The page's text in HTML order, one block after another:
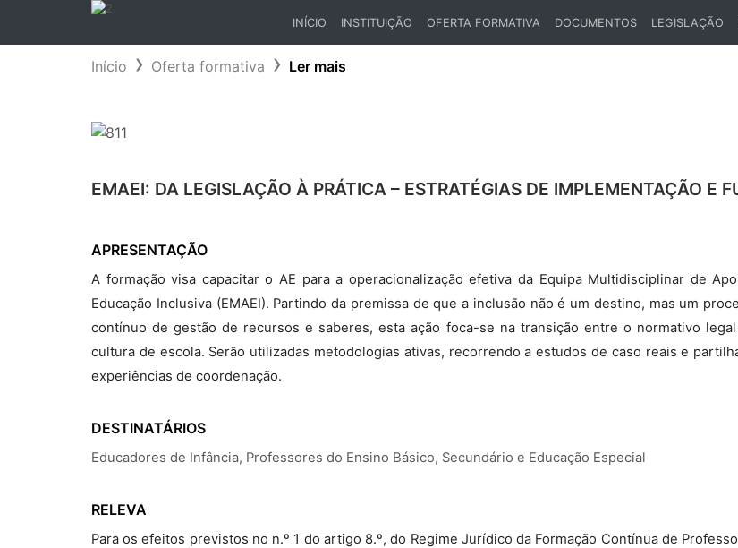
INÍCIO
INSTITUIÇÃO OFERTA FORMATIVA DOCUMENTOS LEGISLAÇÃO
Início Oferta formativa Ler mais
EMAEI: DA LEGISLAÇÃO À PRÁTICA – ESTRATÉGIAS DE IMPLEMENTAÇÃO E
APRESENTAÇÃO
A formação visa capacitar o AE para a operacionalização efetiva da Equipa Multidisciplinar de
Educação Inclusiva (EMAEI). Partindo da premissa de que a inclusão não é um destino, mas um
contínuo de gestão de recursos e saberes, esta ação foca-se na transição entre o normativo
cultura de escola. Serão utilizadas metodologias ativas, recorrendo a estudos de caso reais e
experiências de coordenação.
DESTINATÁRIOS
Educadores de Infância, Professores do Ensino Básico, Secundário e Educação Especial
RELEVA
Para os efeitos previstos no n.º 1 do artigo 8.º, do Regime Jurídico da Formação Contínua de